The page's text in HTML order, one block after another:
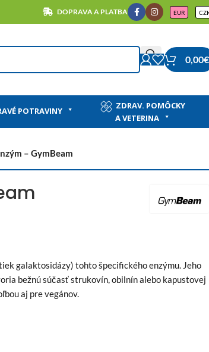
DOPRAVA A PLATBA EUR
0,00€
POTRAVINY
ZDRAV. POMÔCKY
A VETERINA
– GymBeam
galaktosidázy) tohto špecifického enzýmu. Jeho
bežnú súčasť strukovín, obilnín alebo kapustovej
aj pre vegánov.